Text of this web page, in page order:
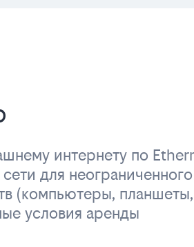
интернету по
для неограниченного
(компьютеры, планшеты,
условия аренды